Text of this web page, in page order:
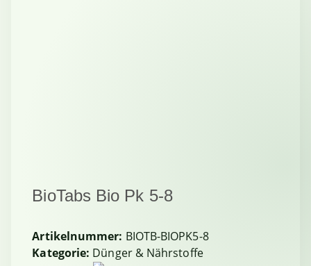
BioTabs Bio Pk 5-8
Artikelnummer: BIOTB-BIOPK5-8
Kategorie: Dünger & Nährstoffe